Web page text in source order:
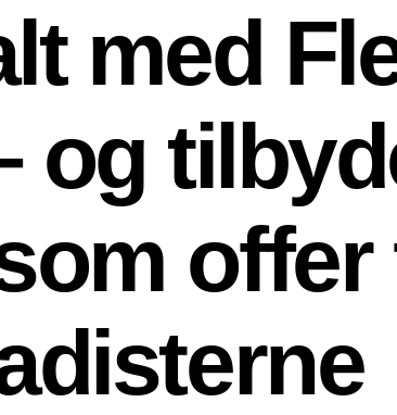
med
og
offer